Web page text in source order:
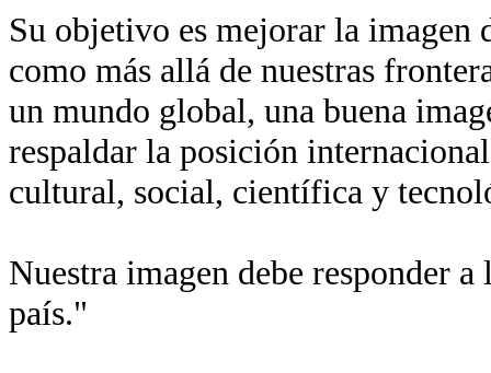
Su objetivo es mejorar la imagen
como más allá de nuestras
un mundo global, una buena
respaldar la posición
cultural, social, científica y
Nuestra imagen debe responder
país."